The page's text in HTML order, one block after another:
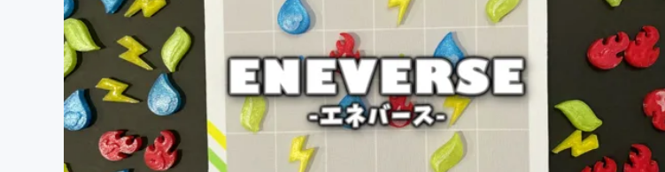
映像・映画 書籍・雑誌出版
ビジネス・起業 チャレンジ
まちづくり・地域活性化